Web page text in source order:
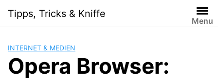
i
Tipps, Tricks & Kniffe
Menu
INTERNET & MEDIEN
Opera Browser: